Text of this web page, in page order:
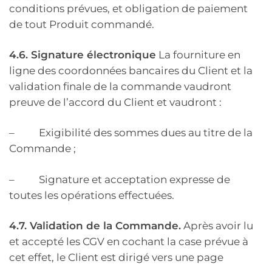
conditions prévues, et obligation de paiement
de tout Produit commandé.
4.6. Signature électronique La fourniture en
ligne des coordonnées bancaires du Client et la
validation finale de la commande vaudront
preuve de l’accord du Client et vaudront :
– Exigibilité des sommes dues au titre de la
Commande ;
– Signature et acceptation expresse de
toutes les opérations effectuées.
4.7. Validation de la Commande. Après avoir lu
et accepté les CGV en cochant la case prévue à
cet effet, le Client est dirigé vers une page